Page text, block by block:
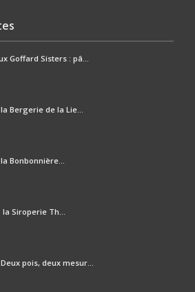
Goffard Sisters : pâ...
Bergerie de la Lie...
Bonbonnière...
Siroperie Th...
pois, deux mesur...